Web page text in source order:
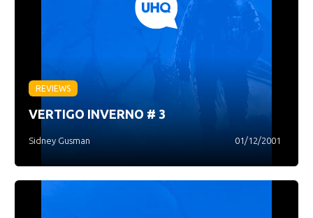
REVIEWS
VERTIGO INVERNO # 3
Sidney Gusman 01/12/2001